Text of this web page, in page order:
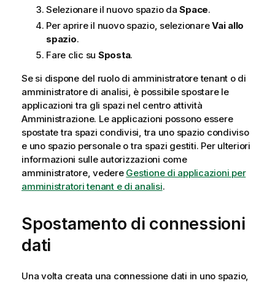
Selezionare il nuovo spazio daSpace.
Per aprire il nuovo spazio, selezionareVai allo
spazio.
Fare clic su Sposta.
Se si dispone del ruolo di amministratore tenant o di
amministratore di analisi, è possibile spostare le
applicazioni tra gli spazi nel centro attività
Amministrazione. Le applicazioni possono essere
spostate tra spazi condivisi, tra uno spazio condiviso
e uno spazio personale o tra spazi gestiti. Per ulteriori
informazioni sulle autorizzazioni come
amministratore, vedere Gestione di applicazioni per
amministratori tenant e di analisi.
Spostamento di connessioni
dati
Una volta creata una connessione dati in uno spazio,